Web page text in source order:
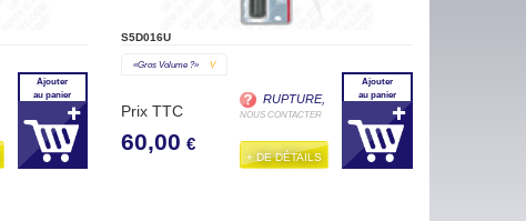
Ajouter
au panier
S5D016U
«gros Volume ?» V
Prix TTC
60,00 €
RUPTURE,
NOUS CONTACTER
+ DE DÉTAILS
Ajouter
au panier